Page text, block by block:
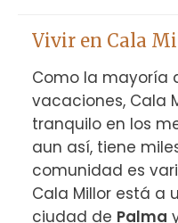
Vivir en Cala
Como la mayoría
vacaciones, Cala
tranquilo en los
aun así, tiene
comunidad es
Cala Millor está a
ciudad de Palma